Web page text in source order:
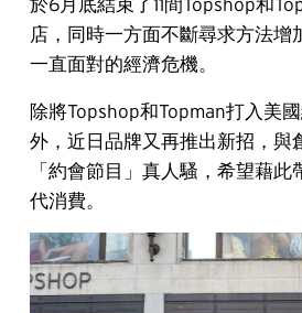
店，同時一方面不斷尋求方法增
一直面對的經濟危機。
除將Topshop和Topman打入美
外，近日品牌又再推出新招，與
「約會節目」真人騷，希望藉
代消費。